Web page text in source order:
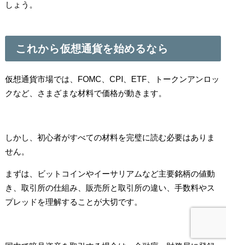
しょう。
これから仮想通貨を始めるなら
仮想通貨市場では、FOMC、CPI、ETF、トークンアンロッ
クなど、さまざまな材料で価格が動きます。
しかし、初心者がすべての材料を完璧に読む必要はありま
せん。
まずは、ビットコインやイーサリアムなど主要銘柄の値動
き、取引所の仕組み、販売所と取引所の違い、手数料やス
プレッドを理解することが大切です。